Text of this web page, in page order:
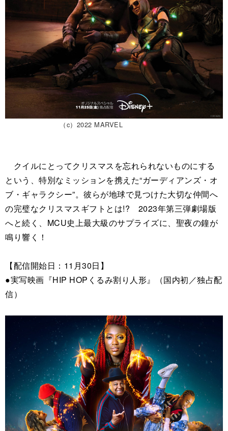
（c）2022 MARVEL
クイルにとってクリスマスを忘れられないものにする
という、特別なミッションを携えた“ガーディアンズ・オ
ブ・ギャラクシー”。彼らが地球で見つけた大切な仲間へ
の完璧なクリスマスギフトとは!? 2023年第三弾劇場版
へと続く、MCU史上最大級のサプライズに、聖夜の鐘が
鳴り響く！
【配信開始日：11月30日】
●実写映画『HIP HOPくるみ割り人形』（国内初／独占配
信）